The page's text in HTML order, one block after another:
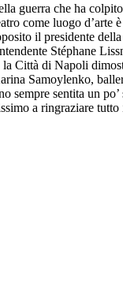
guerra che ha
come luogo
il presidente
Stéphane
di Napoli
Samoylenko,
sentita un
a ringraziare